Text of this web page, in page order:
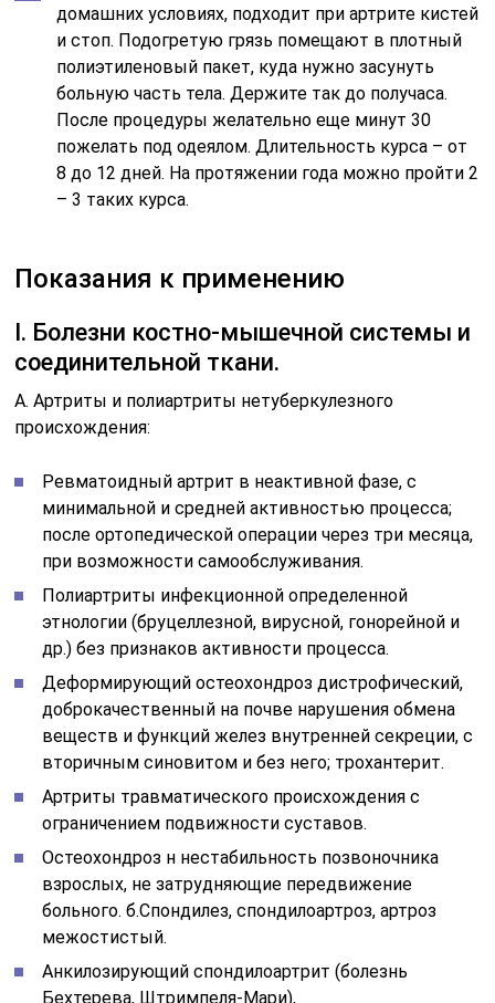
соединительной ткани.
А. Артриты и полиартриты нетуберкулезного
происхождения:
Ревматоидный артрит в неактивной фазе, с
минимальной и средней активностью процесса;
после ортопедической операции через три месяца,
при возможности самообслуживания.
этнологии (бруцеллезной, вирусной, гонорейной и
др.) без признаков активности процесса.
Деформирующий остеохондроз дистрофический,
доброкачественный на почве нарушения обмена
веществ и функций желез внутренней секреции, с
вторичным синовитом и без него; трохантерит.
Артриты травматического происхождения с
ограничением подвижности суставов.
Остеохондроз н нестабильность позвоночника
взрослых, не затрудняющие передвижение
больного. б.Спондилез, спондилоартроз, артроз
межостистый.
Анкилозирующий спондилоартрит (болезнь
Бехтерева, Штримпеля-Мари),
ревматоидоподобный артрит позвоночника.
Спондилиты инфекционные (нетуберкулезные).
Травматическая спондилопатия.
Б. Болезни костей, мышц и сухожилий:
конечностей с медленной консолидацией или
болезненной костной мозолью. 11 Оститы,
переоститы инфекционные и травматические, без
выраженных нарушений опорно-двигательного
аппарата.